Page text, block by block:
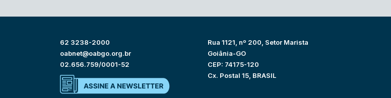
62 3238-2000
oabnet@oabgo.org.br
02.656.759/0001-52
Rua 1121, nº 200, Setor Marista
Goiânia-GO
CEP: 74175-120
Cx. Postal 15, BRASIL